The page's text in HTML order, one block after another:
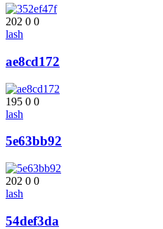
202 0 0
lash
ae8cd172
195 0 0
lash
5e63bb92
202 0 0
lash
54def3da